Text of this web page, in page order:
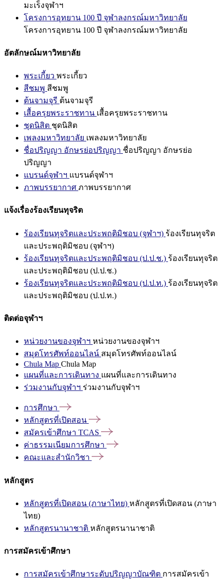
มะเร็งจุฬาฯ
โครงการอุทยาน 100 ปี จุฬาลงกรณ์มหาวิทยาลัย
โครงการอุทยาน 100 ปี จุฬาลงกรณ์มหาวิทยาลัย
อัตลักษณ์มหาวิทยาลัย
พระเกี้ยว พระเกี้ยว
สีชมพู สีชมพู
ต้นจามจุรี ต้นจามจุรี
เสื้อครุยพระราชทาน เสื้อครุยพระราชทาน
ชุดนิสิต ชุดนิสิต
เพลงมหาวิทยาลัย เพลงมหาวิทยาลัย
ชื่อปริญญา อักษรย่อปริญญา ชื่อปริญญา อักษรย่อ
ปริญญา
แบรนด์จุฬาฯ แบรนด์จุฬาฯ
ภาพบรรยากาศ ภาพบรรยากาศ
แจ้งเรื่องร้องเรียนทุจริต
ร้องเรียนทุจริตและประพฤติมิชอบ (จุฬาฯ) ร้องเรียนทุจริต
และประพฤติมิชอบ (จุฬาฯ)
ร้องเรียนทุจริตและประพฤติมิชอบ (ป.ป.ช.) ร้องเรียนทุจริต
และประพฤติมิชอบ (ป.ป.ช.)
ร้องเรียนทุจริตและประพฤติมิชอบ (ป.ป.ท.) ร้องเรียนทุจริต
และประพฤติมิชอบ (ป.ป.ท.)
ติดต่อจุฬาฯ
หน่วยงานของจุฬาฯ หน่วยงานของจุฬาฯ
สมุดโทรศัพท์ออนไลน์ สมุดโทรศัพท์ออนไลน์
Chula Map Chula Map
แผนที่และการเดินทาง แผนที่และการเดินทาง
ร่วมงานกับจุฬาฯ ร่วมงานกับจุฬาฯ
การศึกษา
หลักสูตรที่เปิดสอน
สมัครเข้าศึกษา TCAS
ค่าธรรมเนียมการศึกษา
คณะและสำนักวิชา
หลักสูตร
หลักสูตรที่เปิดสอน (ภาษาไทย) หลักสูตรที่เปิดสอน (ภาษา
ไทย)
หลักสูตรนานาชาติ หลักสูตรนานาชาติ
การสมัครเข้าศึกษา
การสมัครเข้าศึกษาระดับปริญญาบัณฑิต การสมัครเข้า